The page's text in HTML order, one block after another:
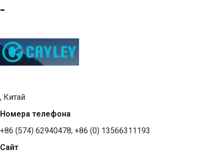
-
, Китай
Номера телефона
+86 (574) 62940478; +86 (0) 13566311193
Сайт